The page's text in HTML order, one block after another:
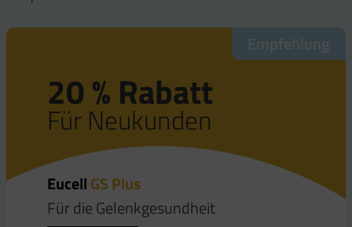
Empfehlung
20 % Rabatt
Für Neukunden
EucellGS Plus
Für die Gelenkgesundheit
Empfehlung
20 % Rabatt
Für Neukunden
EucellTendo
Für die Sehnen
Empfehlung
20 % Rabatt
Für Neukunden
EucellOsteo
Für die Knochengesundheit